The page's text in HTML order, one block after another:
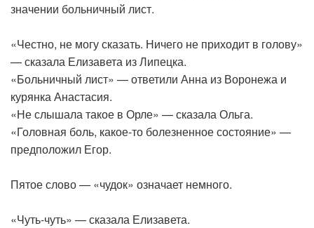
значении больничный лист.
«Честно, не могу сказать. Ничего не приходит в голову»
— сказала Елизавета из Липецка.
«Больничный лист» — ответили Анна из Воронежа и
курянка Анастасия.
«Не слышала такое в Орле» — сказала Ольга.
«Головная боль, какое-то болезненное состояние» —
предположил Егор.
Пятое слово — «чудок» означает немного.
«Чуть-чуть» — сказала Елизавета.